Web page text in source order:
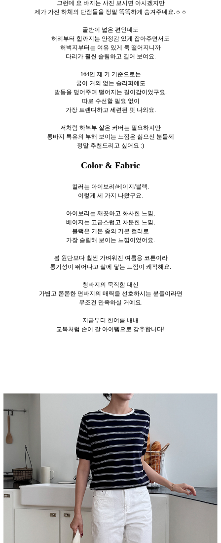
그런데 요 바지는 사진 보시면 아시겠지만
제가 가진 하체의 단점들을 정말 똑똑하게 숨겨주네요.ㅎㅎ
골반이 넓은 편인데도
허리부터 힙까지는 안정감 있게 잡아주면서도
허벅지부터는 여유 있게 툭 떨어지니까
다리가 훨씬 슬림하고 길어 보여요.
164인 제 키 기준으로는
굽이 거의 없는 슬리퍼에도
발등을 덮어주며 떨어지는 길이감이었구요.
따로 수선할 필요 없이
가장 트렌디하고 세련된 핏 나와요.
저처럼 하복부 살은 커버는 필요하지만
통바지 특유의 부해 보이는 느낌은 싫으신 분들께
정말 추천드리고 싶어요 :)
Color & Fabric
컬러는 아이보리/베이지/블랙.
이렇게 세 가지 나왔구요.
아이보리는 깨끗하고 화사한 느낌,
베이지는 고급스럽고 차분한 느낌,
블랙은 기본 중의 기본 컬러로
가장 슬림해 보이는 느낌이었어요.
봄 원단보다 훨씬 가벼워진 여름용 코튼이라
통기성이 뛰어나고 살에 닿는 느낌이 쾌적해요.
청바지의 묵직함 대신
가볍고 쫀쫀한 면바지의 매력을 선호하시는 분들이라면
무조건 만족하실 거예요.
지금부터 한여름 내내
교복처럼 손이 갈 아이템으로 강추합니다!